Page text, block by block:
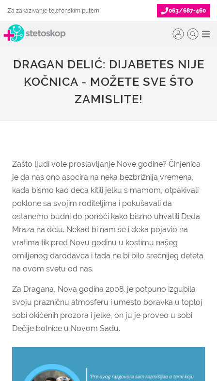
Za zakazivanje telefonskim putem 063/687-460
DRAGAN DELIĆ: DIJABETES NIJE
KOČNICA - MOŽETE SVE ŠTO
ZAMISLITE!
Zašto ljudi vole proslavljanje Nove godine? Činjenica
je da nas ono asocira na neka bezbrižnija vremena,
kada bismo kao deca kitili jelku s mamom, otpakivali
poklone sa svojim roditeljima i pokušavali da
ostanemo budni do ponoći kako bismo uhvatili Deda
Mraza na delu. Nekad bi nam se i deka pojavio na
vratima tik pred Novu godinu u kostimu našeg
omiljenog darodavca i tada ne bi bilo srećnijeg deteta
na ovom svetu od nas.
Za Dragana, Nova godina 2008. je potpuno izgubila
svoju prazničnu atmosferu i umesto boravka u toploj
sobi okićenih prozora i jelke, on ju je proveo u sobi
Dečije bolnice u Novom Sadu.